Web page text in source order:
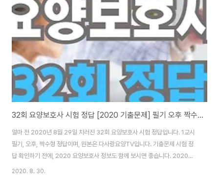
만원 지원받아요 요양보호사 시험 시 필수 암기 사항 10개 : 요양보호개론
2020 32회 요양보호사 시험 정답 주황색이 정답이며 두꺼운 글씨가 시험문
제입니다. 1. ..
32회 요양보호사 시험 정답 [2020 기출문제] 필기 오후 짝수형
얼마 전 2020년 8월 29일 치러진 32회 요양보호사 시험 정답입니다. 1교시
필기, 오후, 짝수형 정답이며, 원본은 다사랑요양TV입니다. 기출문제 시험 정
답 확인하기 전에, 2020 요양보호사 정보도 함께 보시면 좋습니다. 2020년
요양보호사 시급 = 약 10,845원 요양사 자격증 재발급 방법 (경기도 충청도)
2020. 8. 30.